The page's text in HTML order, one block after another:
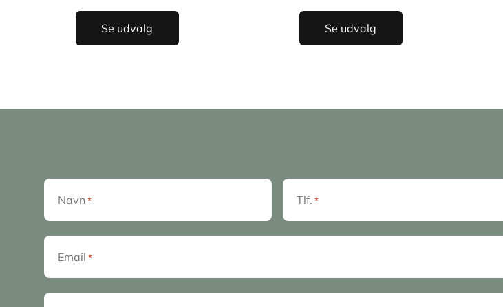
Se udvalg Se udvalg
Navn * Tlf. *
Email *